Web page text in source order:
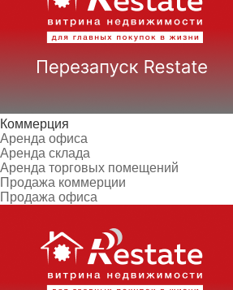
Коммерция
Аренда офиса
Аренда склада
Аренда торговых помещений
Продажа коммерции
Продажа офиса